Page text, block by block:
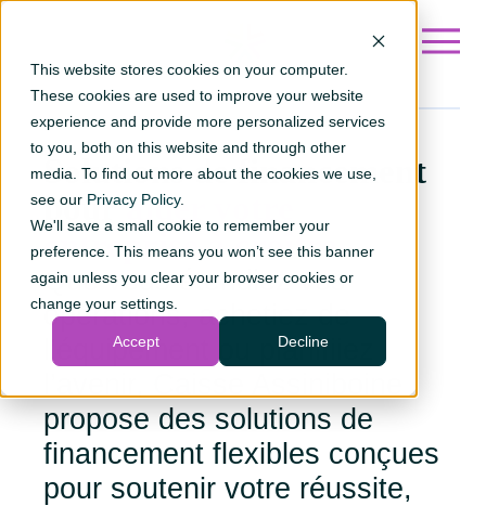
This website stores cookies on your computer.
These cookies are used to improve your website
experience and provide more personalized services
to you, both on this website and through other
media. To find out more about the cookies we use,
see our Privacy Policy.
We'll save a small cookie to remember your
preference. This means you won’t see this banner
again unless you clear your browser cookies or
change your settings.
Accept Decline
Go to Fr ?hsLang=en
Solutions de financement
pouraider votre
entreprise à croître.
Que vous étendiez vos
opérations, achetiez de
l’équipement ou planifiiez
propose des solutions de
financement flexibles conçues
pour soutenir votre réussite,